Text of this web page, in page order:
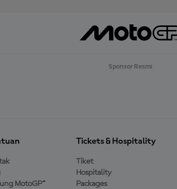
Sponsor Resmi
MotoGP™
Tickets & Hospitality
Tiket
Hospitality
Packages